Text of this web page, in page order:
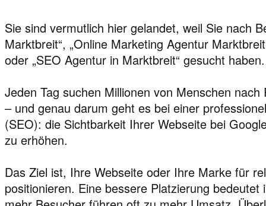
Sie sind vermutlich hier gelandet, weil Sie nach
Marktbreit“, „Online Marketing Agentur
oder „SEO Agentur in Marktbreit“ gesucht haben.
Jeden Tag suchen Millionen von Menschen
– und genau darum geht es bei einer
(SEO): die Sichtbarkeit Ihrer Webseite bei
zu erhöhen.
Das Ziel ist, Ihre Webseite oder Ihre Marke für
positionieren. Eine bessere Platzierung